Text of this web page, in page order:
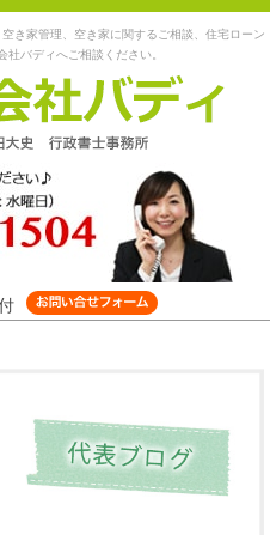
き家管理、空き家に関するご相談、住宅ローン
バディへご相談ください。